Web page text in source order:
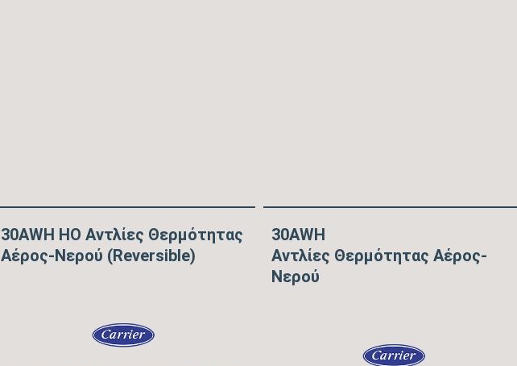
30AWH HO Αντλίες Θερμότητας
Αέρος-Νερού (Reversible)
30AWH
Αντλίες Θερμότητας Αέρος-
Νερού